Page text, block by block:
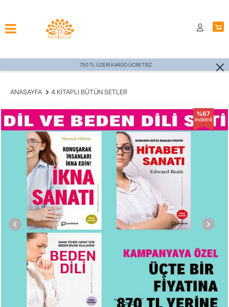
750 TL ÜZERİ KARGO ÜCRETSİZ
ANASAYFA 4 KITAPLI BÜTÜN SETLER
%67
indirimli